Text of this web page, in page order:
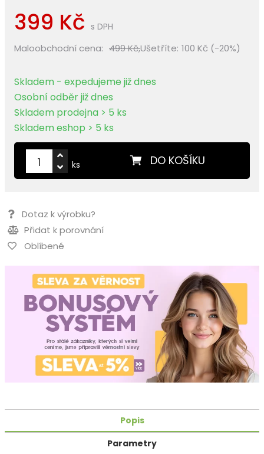
399 Kč s DPH
Maloobchodní cena: 499 Kč,Ušetříte: 100 Kč (-20%)
Skladem - expedujeme již dnes
Osobní odběr již dnes
Skladem prodejna > 5 ks
Skladem eshop > 5 ks
DO KOŠÍKU
ks
Dotaz k výrobku?
Přidat k porovnání
Oblíbené
Popis
Parametry